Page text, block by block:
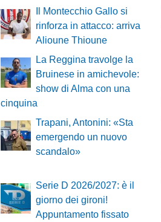
Il Montecchio Gallo si
rinforza in attacco: arriva
Alioune Thioune
La Reggina travolge la
Bruinese in amichevole:
show di Alma con una
cinquina
Trapani, Antonini: «Sta
emergendo un nuovo
scandalo»
Serie D 2026/2027: è il
giorno dei gironi!
Appuntamento fissato